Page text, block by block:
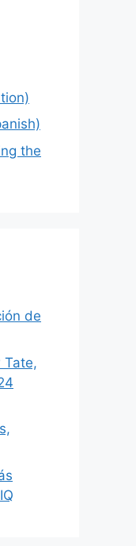
the
de
Tate,